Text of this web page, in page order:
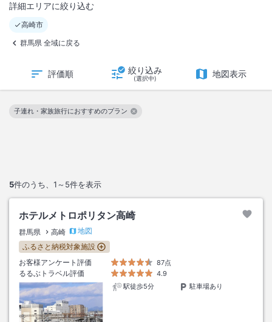
詳細エリアに絞り込む
高崎市
群馬県 全域に戻る
評価順 絞り込み
(選択中) 地図表示
5件のうち、 1～5件を表示
子連れ・家族旅行におすすめのプラン
この絞り込み条件を解除
ホテルメトロポリタン高崎
群馬県 高崎
地図
ふるさと納税対象施設
お客様アンケート評価
87点
るるぶトラベル評価
4.9
駅徒歩5分
駐車場あり